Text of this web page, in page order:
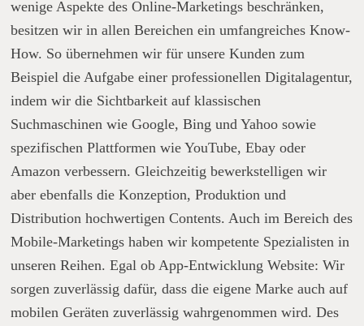
wenige Aspekte des Online-Marketings beschränken,
besitzen wir in allen Bereichen ein umfangreiches Know-
How. So übernehmen wir für unsere Kunden zum
Beispiel die Aufgabe einer professionellen Digitalagentur,
indem wir die Sichtbarkeit auf klassischen
Suchmaschinen wie Google, Bing und Yahoo sowie
spezifischen Plattformen wie YouTube, Ebay oder
Amazon verbessern. Gleichzeitig bewerkstelligen wir
aber ebenfalls die Konzeption, Produktion und
Distribution hochwertigen Contents. Auch im Bereich des
Mobile-Marketings haben wir kompetente Spezialisten in
unseren Reihen. Egal ob App-Entwicklung Website: Wir
sorgen zuverlässig dafür, dass die eigene Marke auch auf
mobilen Geräten zuverlässig wahrgenommen wird. Des